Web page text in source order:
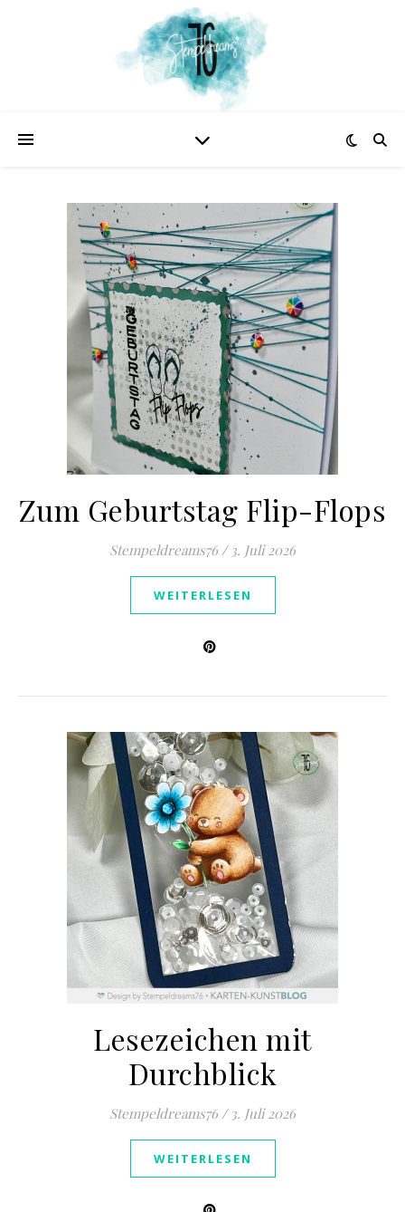
Zum Geburtstag Flip-Flops
Stempeldreams76 / 3. Juli 2026
WEITERLESEN
Lesezeichen mit
Durchblick
Stempeldreams76 / 3. Juli 2026
WEITERLESEN